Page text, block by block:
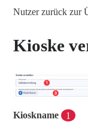
Nutzer zurück zur
Kioske
Kioskname
1